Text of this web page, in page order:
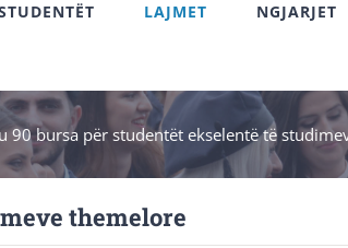
LAJMET NGJARJET
90 bursa për studentët ekselentë të
themelore